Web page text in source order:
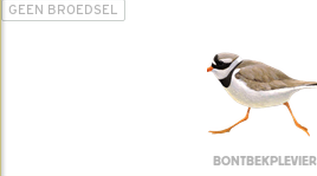
GEEN BROEDSEL
BONTBEKPLEVIER